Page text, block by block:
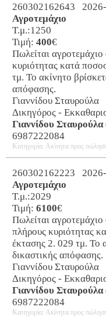
260302162643
Αγροτεμάχιο
Τ.μ.:1250
Τιμή: 400€
Πωλείται
κυριότητας κατά
τμ. Το ακίνητο
απόφασης.
Γιαννίδου Σταυρούλα
Δικηγόρος -
Γιαννίδου Σταυρούλα
6987222084
Κατηγορία: Ακίνητα προς
260302162223
Αγροτεμάχιο
Τ.μ.:2029
Τιμή: 6100€
Πωλείται
πλήρους κυριότητας
έκτασης 2. 029 τμ. Το
δικαστικής απόφασης.
Γιαννίδου Σταυρούλα
Δικηγόρος -
Γιαννίδου Σταυρούλα
6987222084
Κατηγορία: Ακίνητα προς